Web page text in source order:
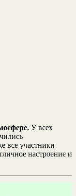
У всех
все участники
настроение и